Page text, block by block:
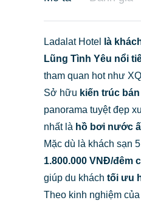
Ladalat Hotel là
Lũng Tình Yêu nổi
tham quan hot như
Sở hữu kiến trúc
panorama tuyệt đẹp
nhất là hồ bơi nước
Mặc dù là khách sạn
1.800.000 VNĐ/đêm
giúp du khách tối ưu
Theo kinh nghiệm